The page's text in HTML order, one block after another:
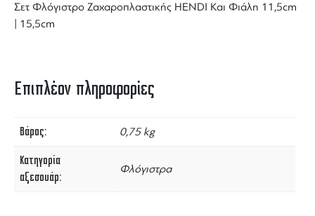
Σετ Φλόγιστρο Ζαχαροπλαστικής HENDI Και Φιάλη 11,5cm
| 15,5cm
Επιπλέον πληροφορίες
Βάρος 0,75 kg
Κατηγορία
αξεσουάρ
Φλόγιστρα